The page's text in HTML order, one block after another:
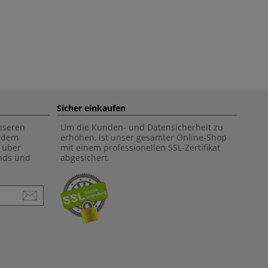
über
und
Sicher einkaufen
Um die Kunden- und Datensicherheit zu
erhöhen, ist unser gesamter Online-Shop
mit einem professionellen SSL-Zertifikat
abgesichert.